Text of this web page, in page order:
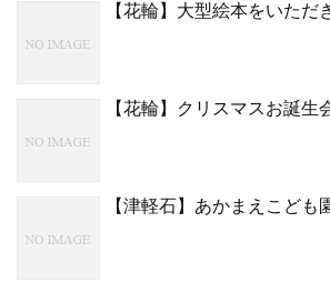
【花輪】大型絵本をいただ
【花輪】クリスマスお誕生
【津軽石】あかまえこども